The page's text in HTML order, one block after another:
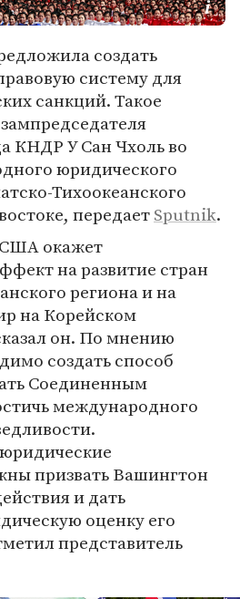
создать
систему для
санкций. Такое
КНДР У Сан Чхоль во
юридического
Тихоокеанского
передаетSputnik.
окажет
на развитие стран
региона и на
на Корейском
он. По мнению
создать способ
Соединенным
международного
призвать Вашингтон
и дать
оценку его
представитель